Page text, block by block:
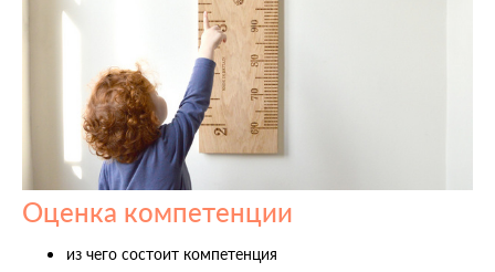
Оценка компетенции
из чего состоит компетенция